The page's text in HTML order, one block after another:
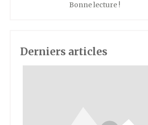
Bonne lecture !
Derniers articles